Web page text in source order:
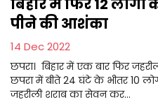
बिहार में फिर 12 लोगों
पीने की आशंका
14 Dec 2022
छपरा। बिहार में एक बार फिर
छपरा में बीते 24 घंटे के भीतर 10
जहरीली शराब का सेवन कर...